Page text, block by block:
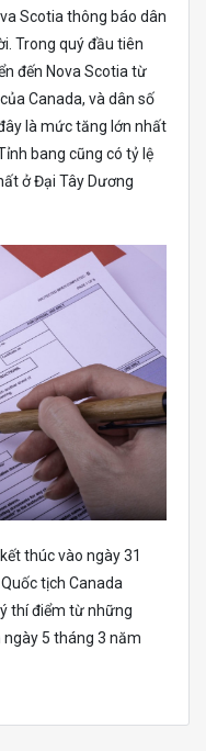
Scotia thông báo dân
Trong quý đầu tiên
đến Nova Scotia từ
Canada, và dân số
là mức tăng lớn nhất
bang cũng có tỷ lệ
ở Đại Tây Dương
thúc vào ngày 31
tịch Canada
thí điểm từ những
ngày 5 tháng 3 năm